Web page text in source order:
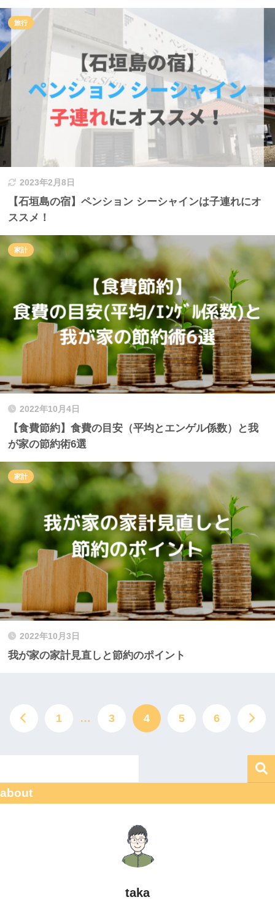
2023年2月8日
【石垣島の宿】ペンション シーシャインは子連れにオ
ススメ！
旅行
2022年10月4日
【食費節約】食費の目安（平均とエンゲル係数）と我
が家の節約術6選
家計
2022年10月3日
我が家の家計見直しと節約のポイント
家計
1 … 3 4 5 6
about
taka